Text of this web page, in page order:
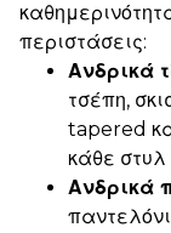
περιστάσεις:
Ανδρικά
τσέπη,
tapered
κάθε στυλ
Ανδρικά